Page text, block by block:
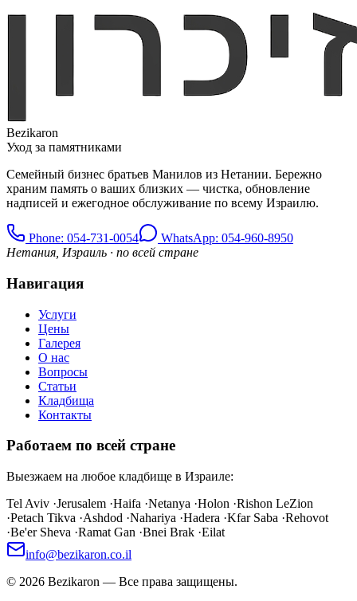
Bezikaron
Уход за памятниками
Семейный бизнес братьев Манилов из Нетании. Бережно
храним память о ваших близких — чистка, обновление
надписей и ежегодное обслуживание по всему Израилю.
Phone: 054-731-0054
WhatsApp: 054-960-8950
Нетания, Израиль · по всей стране
Навигация
Услуги
Цены
Галерея
О нас
Вопросы
Статьи
Кладбища
Контакты
Работаем по всей стране
Выезжаем на любое кладбище в Израиле:
Tel Aviv ·Jerusalem ·Haifa ·Netanya ·Holon ·Rishon LeZion
·Petach Tikva ·Ashdod ·Nahariya ·Hadera ·Kfar Saba ·Rehovot
·Be'er Sheva ·Ramat Gan ·Bnei Brak ·Eilat
info@bezikaron.co.il
© 2026 Bezikaron — Все права защищены.